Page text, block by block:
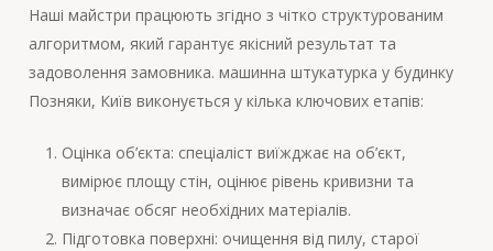
Наші майстри працюють згідно з чітко структурованим
алгоритмом, який гарантує якісний результат та
задоволення замовника. машинна штукатурка у будинку
Позняки, Київ виконується у кілька ключових етапів:
Оцінка об’єкта: спеціаліст виїжджає на об’єкт,
вимірює площу стін, оцінює рівень кривизни та
визначає обсяг необхідних матеріалів.
Підготовка поверхні: очищення від пилу, старої